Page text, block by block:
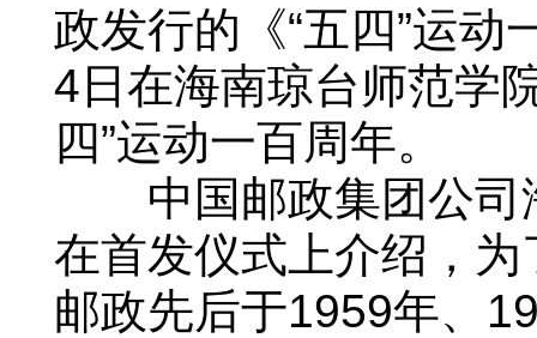
政发行的《“五四”运
4日在海南琼台师范学
四”运动一百周年。
中国邮政集团公司
在首发仪式上介绍，为
邮政先后于1959年、